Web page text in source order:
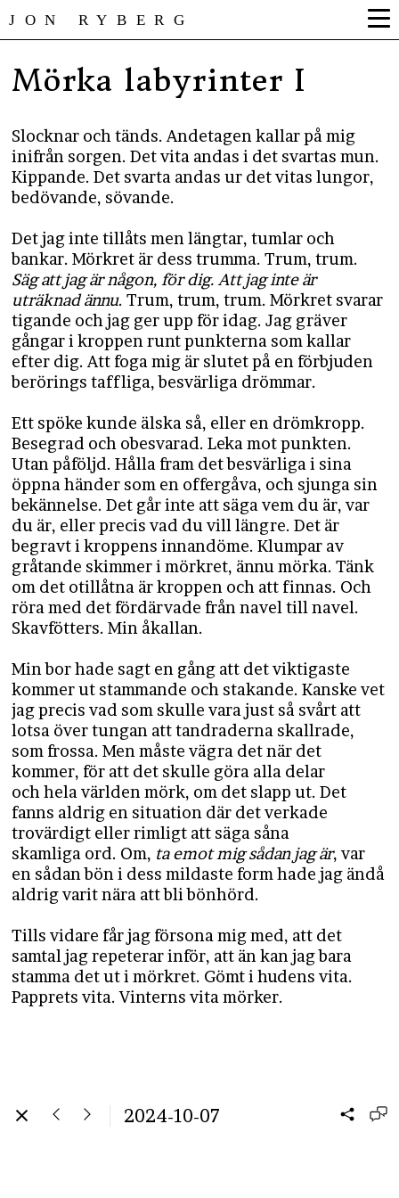
JON RYBERG
Mörka labyrinter I
Slocknar och tänds. Andetagen kallar på mig
inifrån sorgen. Det vita andas i det svartas mun.
Kippande. Det svarta andas ur det vitas lungor,
bedövande, sövande.
Det jag inte tillåts men längtar, tumlar och
bankar. Mörkret är dess trumma. Trum, trum.
Säg att jag är någon, för dig. Att jag inte är
uträknad ännu. Trum, trum, trum. Mörkret svarar
tigande och jag ger upp för idag. Jag gräver
gångar i kroppen runt punkterna som kallar
efter dig. Att foga mig är slutet på en förbjuden
berörings taffliga, besvärliga drömmar.
Ett spöke kunde älska så, eller en drömkropp.
Besegrad och obesvarad. Leka mot punkten.
Utan påföljd. Hålla fram det besvärliga i sina
öppna händer som en offergåva, och sjunga sin
bekännelse. Det går inte att säga vem du är, var
du är, eller precis vad du vill längre. Det är
begravt i kroppens innandöme. Klumpar av
gråtande skimmer i mörkret, ännu mörka. Tänk
om det otillåtna är kroppen och att finnas. Och
röra med det fördärvade från navel till navel.
Skavfötters. Min åkallan.
Min bor hade sagt en gång att det viktigaste
kommer ut stammande och stakande. Kanske vet
jag precis vad som skulle vara just så svårt att
lotsa över tungan att tandraderna skallrade,
som frossa. Men måste vägra det när det
kommer, för att det skulle göra alla delar
och hela världen mörk, om det slapp ut. Det
fanns aldrig en situation där det verkade
trovärdigt eller rimligt att säga såna
skamliga ord. Om, ta emot mig sådan jag är, var
en sådan bön i dess mildaste form hade jag ändå
aldrig varit nära att bli bönhörd.
Tills vidare får jag försona mig med, att det
samtal jag repeterar inför, att än kan jag bara
stamma det ut i mörkret. Gömt i hudens vita.
Papprets vita. Vinterns vita mörker.
2024-10-07